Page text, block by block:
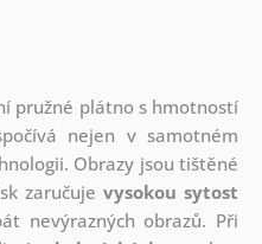
pružné plátno s hmotností
nejen v samotném
Obrazy jsou tištěné
zaručuje vysokou sytost
nevýrazných obrazů. Při